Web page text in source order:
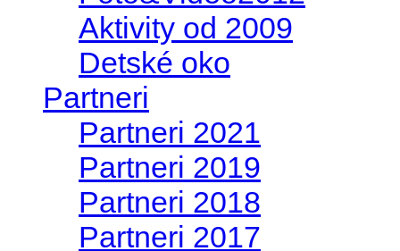
Aktivity od 2009
Detské oko
Partneri
Partneri 2021
Partneri 2019
Partneri 2018
Partneri 2017